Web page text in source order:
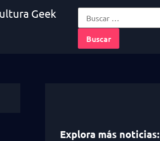
Geek
Explora más noticias: